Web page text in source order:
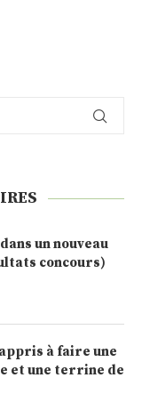
un nouveau
concours)
à faire une
et une terrine de